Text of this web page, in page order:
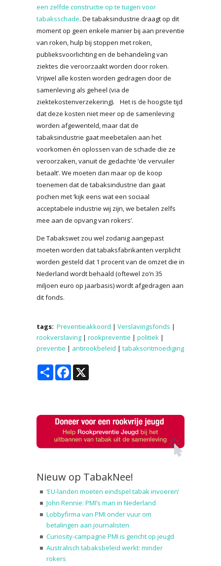
een zelfde constructie op te tuigen voor
tabaksschade. De tabaksindustrie draagt op dit
moment op geen enkele manier bij aan preventie
van roken, hulp bij stoppen met roken,
publieksvoorlichting en de behandeling van
ziektes die veroorzaakt worden door roken.
Vrijwel alle kosten worden gedragen door de
samenleving als geheel (via de
ziektekostenverzekering). Het is de hoogste tijd
dat deze kosten niet meer op de samenleving
worden afgewenteld, maar dat de
tabaksindustrie gaat meebetalen aan het
voorkomen én oplossen van de schade die ze
veroorzaken, vanuit de gedachte ‘de vervuiler
betaalt’. We moeten dan maar op de koop
toenemen dat de tabaksindustrie dan gaat
pochen met ‘kijk eens wat een sociaal
acceptabele industrie wij zijn, we betalen zelfs
mee aan de opvang van rokers’.
De Tabakswet zou wel zodanig aangepast
moeten worden dat tabaksfabrikanten verplicht
worden gesteld dat 1 procent van de omzet die in
Nederland wordt behaald (oftewel zo’n 35
miljoen euro op jaarbasis) wordt afgedragen aan
dit fonds.
tags: Preventieakkoord | Verslavingsfonds |
rookverslaving | rookpreventie | politiek |
preventie | antirookbeleid | tabaksontmoediging
Share Facebook
Nieuw op TabakNee!
‘EU-landen moeten eindspel tabak invoeren’
John Rennie: PMI’s man in Nederland
Lobbyfirma van PMI onder vuur om
betalingen aan journalisten
Curiosity-campagne PMI is gericht op jeugd
Australisch tabaksbeleid werkt: minder
rokers